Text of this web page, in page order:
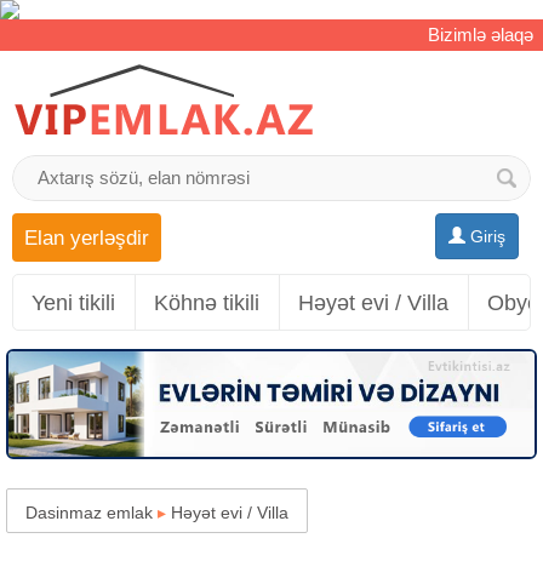
Bizimlə əlaqə
Giriş
Elan yerləşdir
Yeni tikili Köhnə tikili Həyət evi / Villa
Dasinmaz emlak ▸ Həyət evi / Villa